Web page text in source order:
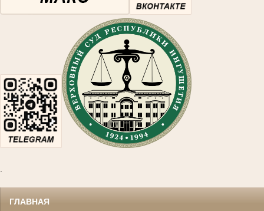
ГЛАВНАЯ